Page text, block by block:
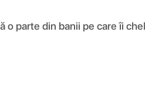
o parte din banii pe care îi